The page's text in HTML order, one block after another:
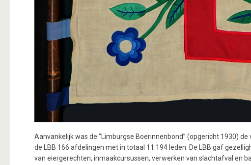
Aanvankelijk was de "Limburgse Boerinnenbond” (opgericht 1930)
de LBB 166 afdelingen met in totaal 11.194 leden. De LBB gaf
van eiergerechten, inmaakcursussen, verwerken van slachtafval en